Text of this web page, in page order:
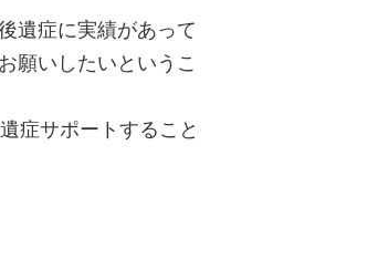
遺症に実績があって
願いしたいというこ
症サポートすること